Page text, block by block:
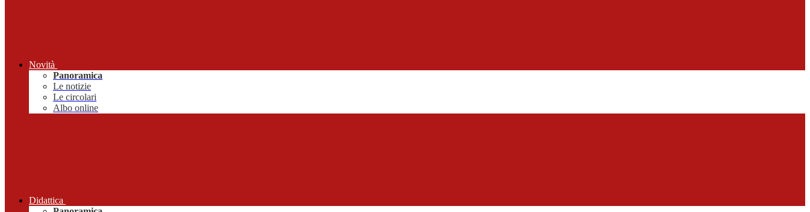
Novità
Panoramica
Le notizie
Le circolari
Albo online
Didattica